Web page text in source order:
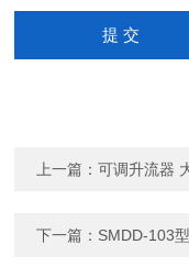
上一篇：可调升流器
下一篇： SMDD-103